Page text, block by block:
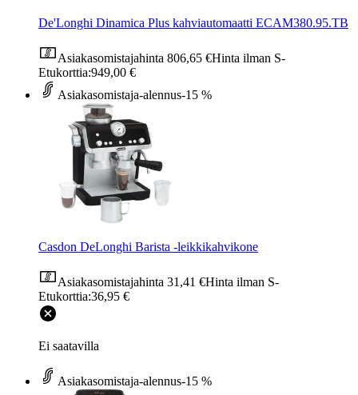
De'Longhi Dinamica Plus kahviautomaatti ECAM380.95.TB
Asiakasomistajahinta 806,65 €Hinta ilman S-
Etukorttia:949,00 €
Asiakasomistaja-alennus-15 %
Casdon DeLonghi Barista -leikkikahvikone
Asiakasomistajahinta 31,41 €Hinta ilman S-
Etukorttia:36,95 €
Ei saatavilla
Asiakasomistaja-alennus-15 %